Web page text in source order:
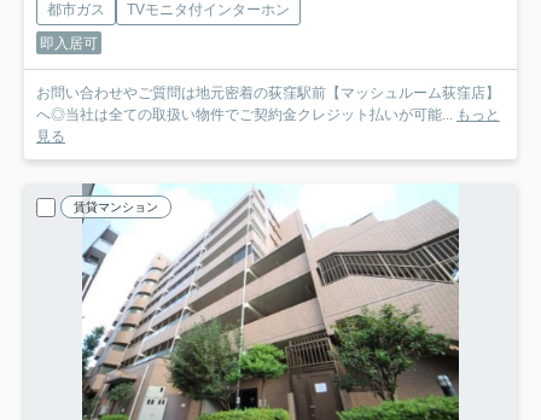
都市ガス
TVモニタ付インターホン
即入居可
お問い合わせやご質問は地元密着の荻窪駅前【マッシュルーム荻窪店】
へ◎当社は全ての取扱い物件でご契約金クレジット払いが可能... もっと
見る
賃貸マンション